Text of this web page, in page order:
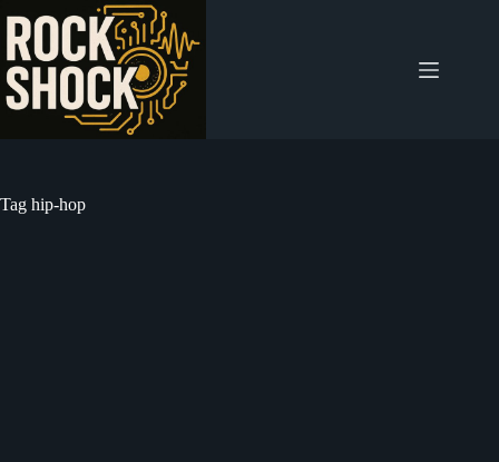
contenuto
Tag hip-hop